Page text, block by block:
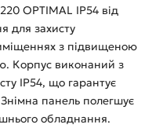
OPTIMAL IP54 від
для захисту
з підвищеною
Корпус виконаний з
IP54, що гарантує
панель полегшує
обладнання.